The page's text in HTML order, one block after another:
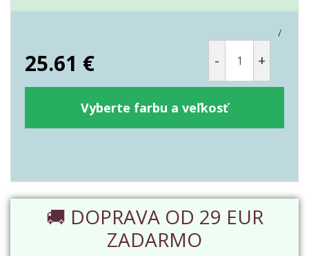
/
25.61 € - +
Vyberte farbu a veľkosť
🚚 DOPRAVA OD 29 EUR
ZADARMO